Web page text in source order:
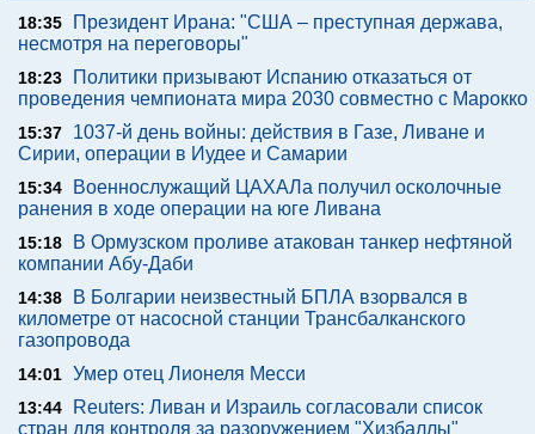
18:35
Президент Ирана: "США – преступная держава,
несмотря на переговоры"
18:23
Политики призывают Испанию отказаться от
проведения чемпионата мира 2030 совместно с Марокко
15:37
1037-й день войны: действия в Газе, Ливане и
Сирии, операции в Иудее и Самарии
15:34
Военнослужащий ЦАХАЛа получил осколочные
ранения в ходе операции на юге Ливана
15:18
В Ормузском проливе атакован танкер нефтяной
компании Абу-Даби
14:38
В Болгарии неизвестный БПЛА взорвался в
километре от насосной станции Трансбалканского
газопровода
14:01 Умер отец Лионеля Месси
13:44
Reuters: Ливан и Израиль согласовали список
стран для контроля за разоружением "Хизбаллы"